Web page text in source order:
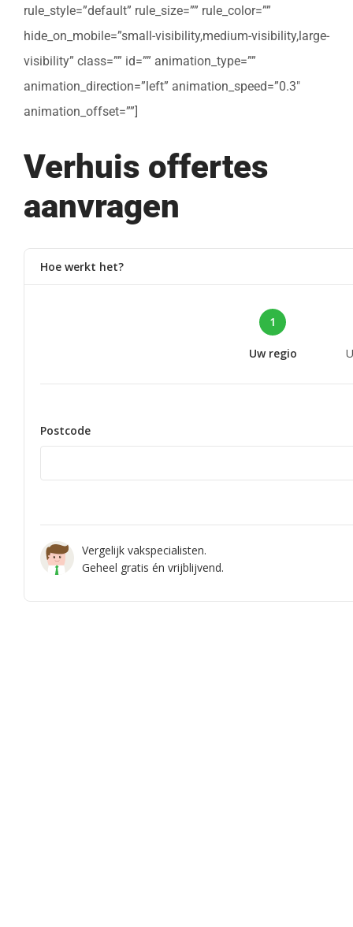
rule_style=”default” rule_size=”” rule_color=””
hide_on_mobile=”small-visibility,medium-visibility,large-
visibility” class=”” id=”” animation_type=””
animation_direction=”left” animation_speed=”0.3″
animation_offset=””]
Verhuis offertes
aanvragen